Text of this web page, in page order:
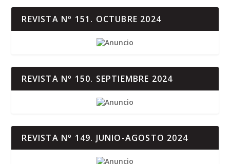
REVISTA Nº 151. OCTUBRE 2024
REVISTA Nº 150. SEPTIEMBRE 2024
REVISTA Nº 149. JUNIO-AGOSTO 2024